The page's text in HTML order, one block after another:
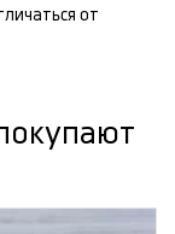
от